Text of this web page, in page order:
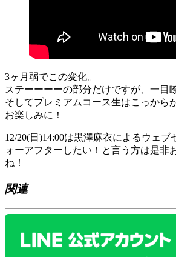
3ヶ月弱でこの変化。
ステーーーーの部分だけですが、一目
そしてプレミアムコース生はこっから
お楽しみに！
12/20(日)14:00は黒澤麻衣によるウェブ
ォーアフターしたい！と言う方は是非
ね！
関連